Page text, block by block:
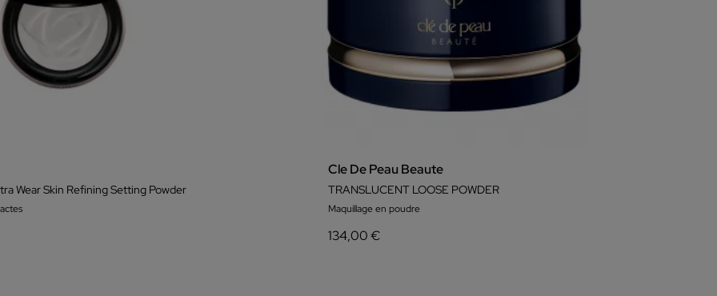
Wear Skin Refining Setting Powder
Cle De Peau Beaute
TRANSLUCENT LOOSE POWDER
Maquillage en poudre
134,00 €